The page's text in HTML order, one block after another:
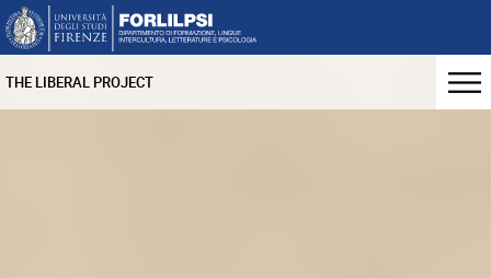
THE LIBERAL PROJECT